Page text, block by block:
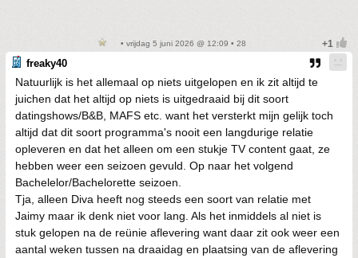
• vrijdag 5 juni 2026 @ 12:09 • 28
freaky40
Natuurlijk is het allemaal op niets uitgelopen en ik zit altijd te
juichen dat het altijd op niets is uitgedraaid bij dit soort
datingshows/B&B, MAFS etc. want het versterkt mijn gelijk toch
altijd dat dit soort programma's nooit een langdurige relatie
opleveren en dat het alleen om een stukje TV content gaat, ze
hebben weer een seizoen gevuld. Op naar het volgend
Bachelelor/Bachelorette seizoen.
Tja, alleen Diva heeft nog steeds een soort van relatie met
Jaimy maar ik denk niet voor lang. Als het inmiddels al niet is
stuk gelopen na de reünie aflevering want daar zit ook weer een
aantal weken tussen na draaidag en plaatsing van de aflevering